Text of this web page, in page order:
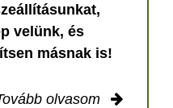
velünk, és
másnak is!
olvasom